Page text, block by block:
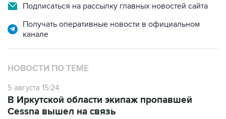
Подписаться на рассылку главных новостей сайта
Получать оперативные новости в официальном
канале
НОВОСТИ ПО ТЕМЕ
5 августа 15:24
В Иркутской области экипаж пропавшей
Cessna вышел на связь